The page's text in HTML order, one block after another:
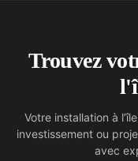
Trouvez
Votre installation à
investissement ou
avec